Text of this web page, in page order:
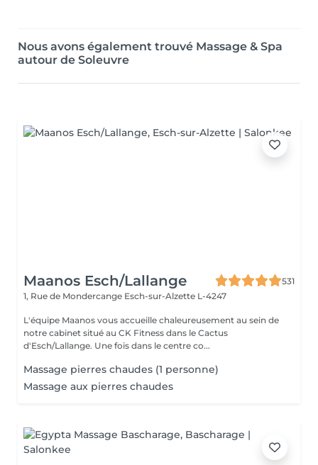
Nous avons également trouvé Massage & Spa
autour de Soleuvre
Maanos Esch/Lallange
531
1, Rue de Mondercange Esch-sur-Alzette L-4247
L'équipe Maanos vous accueille chaleureusement au sein de
notre cabinet situé au CK Fitness dans le Cactus
d'Esch/Lallange. Une fois dans le centre co...
Massage pierres chaudes (1 personne)
Massage aux pierres chaudes